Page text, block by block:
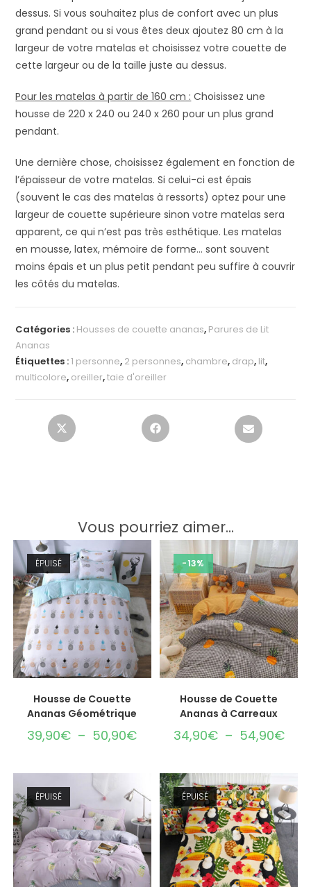
dessus. Si vous souhaitez plus de confort avec un plus
grand pendant ou si vous êtes deux ajoutez 80 cm à la
largeur de votre matelas et choisissez votre couette de
cette largeur ou de la taille juste au dessus.
Pour les matelas à partir de 160 cm : Choisissez une
housse de 220 x 240 ou 240 x 260 pour un plus grand
pendant.
Une dernière chose, choisissez également en fonction de
l’épaisseur de votre matelas. Si celui-ci est épais
(souvent le cas des matelas à ressorts) optez pour une
largeur de couette supérieure sinon votre matelas sera
apparent, ce qui n’est pas très esthétique. Les matelas
en mousse, latex, mémoire de forme… sont souvent
moins épais et un plus petit pendant peu suffire à couvrir
les côtés du matelas.
Catégories : Housses de couette ananas, Parures de Lit
Ananas
Étiquettes :1 personne, 2 personnes, chambre, drap, lit,
multicolore, oreiller,taie d'oreiller
Vous pourriez aimer...
ÉPUISÉ
Housse de Couette
Ananas Géométrique
39,90€ – 50,90€
-13%
Housse de Couette
Ananas à Carreaux
34,90€ – 54,90€
ÉPUISÉ ÉPUISÉ